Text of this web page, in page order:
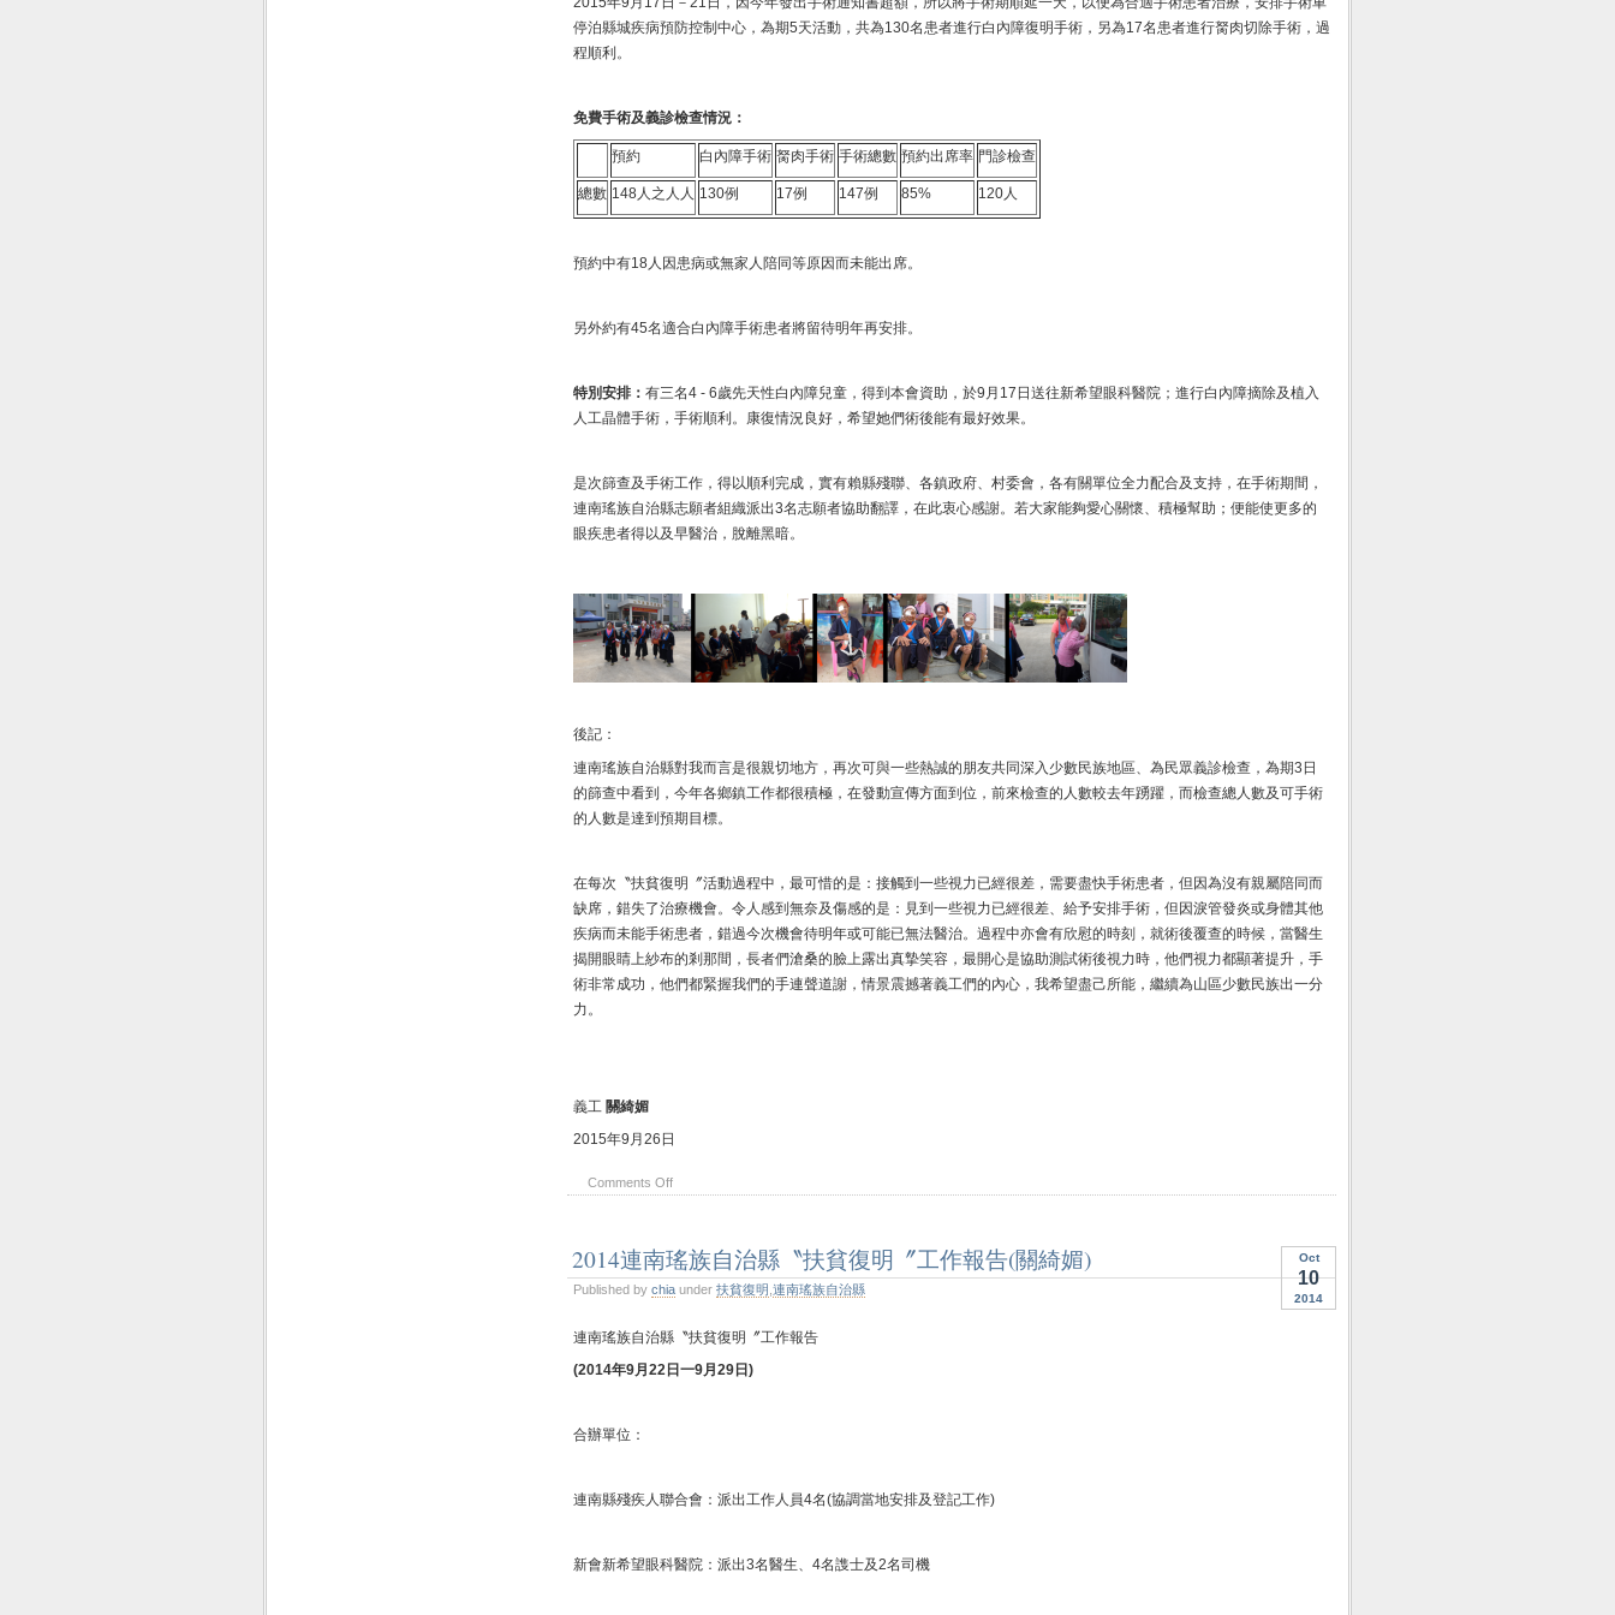
停泊縣城疾病預防控制中心，為期5天活動，共為130名患者進行白內障復明手術，另為17名患者進行胬肉切除手術，過
程順利。
免費手術及義診檢查情況：
預約 白內障手術 胬肉手術 手術總數 預約出席率 門診檢查
總數 148人之人人 130例 17例 147例 85% 120人
預約中有18人因患病或無家人陪同等原因而未能出席。
另外約有45名適合白內障手術患者將留待明年再安排。
特別安排： 有三名4 - 6歲先天性白內障兒童，得到本會資助，於9月17日送往新希望眼科醫院；進行白內障摘除及植入
人工晶體手術，手術順利。康復情況良好，希望她們術後能有最好效果。
是次篩查及手術工作，得以順利完成，實有賴縣殘聯、各鎮政府、村委會，各有關單位全力配合及支持，在手術期間，
連南瑤族自治縣志願者組織派出3名志願者協助翻譯，在此衷心感謝。若大家能夠愛心關懷、積極幫助；便能使更多的
眼疾患者得以及早醫治，脫離黑暗。
後記：
連南瑤族自治縣對我而言是很親切地方，再次可與一些熱誠的朋友共同深入少數民族地區、為民眾義診檢查，為期3日
的篩查中看到，今年各鄉鎮工作都很積極，在發動宣傳方面到位，前來檢查的人數較去年踴躍，而檢查總人數及可手術
的人數是達到預期目標。
在每次〝扶貧復明〞活動過程中，最可惜的是：接觸到一些視力已經很差，需要盡快手術患者，但因為沒有親屬陪同而
缺席，錯失了治療機會。令人感到無奈及傷感的是：見到一些視力已經很差、給予安排手術，但因淚管發炎或身體其他
疾病而未能手術患者，錯過今次機會待明年或可能已無法醫治。過程中亦會有欣慰的時刻，就術後覆查的時候，當醫生
揭開眼睛上紗布的剎那間，長者們滄桑的臉上露出真摯笑容，最開心是協助測試術後視力時，他們視力都顯著提升，手
術非常成功，他們都緊握我們的手連聲道謝，情景震撼著義工們的內心，我希望盡己所能，繼續為山區少數民族出一分
力。
義工 關綺媚
2015年9月26日
Comments Off
Oct
10
2014
2014連南瑤族自治縣〝扶貧復明〞工作報告(關綺媚)
Published by chia under 扶貧復明 連南瑤族自治縣
連南瑤族自治縣〝扶貧復明〞工作報告
(2014年9月22 日一9月29日)
合辦單位：
連南縣殘疾人聯合會：派出工作人員4名(協調當地安排及登記工作)
新會新希望眼科醫院：派出3名醫生、4名謢士及2名司機